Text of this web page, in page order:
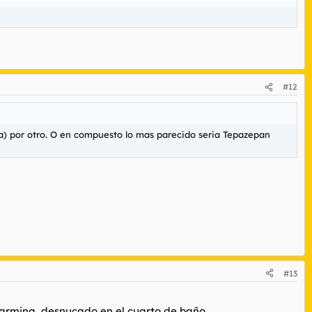
#12
por otro. O en compuesto lo mas parecido seria Tepazepan
#13